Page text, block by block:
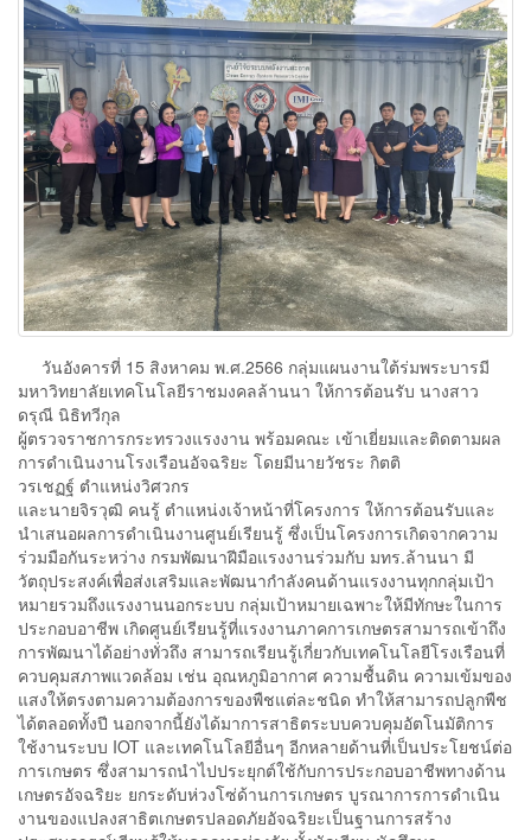
วันอังคารที่ 15 สิงหาคม พ.ศ.2566 กลุ่มแผนงานใต้ร่มพระบารมี
มหาวิทยาลัยเทคโนโลยีราชมงคลล้านนา ให้การต้อนรับ นางสาว
ดรุณี นิธิทวีกุล
ผู้ตรวจราชการกระทรวงแรงงาน พร้อมคณะ เข้าเยี่ยมและติดตามผล
การดำเนินงานโรงเรือนอัจฉริยะ โดยมีนายวัชระ กิตติ
วรเชฏฐ์ ตำแหน่งวิศวกร
และนายจิรวุฒิ คนรู้ ตำแหน่งเจ้าหน้าที่โครงการ ให้การต้อนรับและ
นำเสนอผลการดำเนินงานศูนย์เรียนรู้ ซึ่งเป็นโครงการเกิดจากความ
ร่วมมือกันระหว่าง กรมพัฒนาฝีมือแรงงานร่วมกับ มทร.ล้านนา มี
วัตถุประสงค์เพื่อส่งเสริมและพัฒนากำลังคนด้านแรงงานทุกกลุ่มเป้า
หมายรวมถึงแรงงานนอกระบบ กลุ่มเป้าหมายเฉพาะให้มีทักษะในการ
ประกอบอาชีพ เกิดศูนย์เรียนรู้ที่แรงงานภาคการเกษตรสามารถเข้าถึง
การพัฒนาได้อย่างทั่วถึง สามารถเรียนรู้เกี่ยวกับเทคโนโลยีโรงเรือนที่
ควบคุมสภาพแวดล้อม เช่น อุณหภูมิอากาศ ความชื้นดิน ความเข้มของ
แสงให้ตรงตามความต้องการของพืชแต่ละชนิด ทำให้สามารถปลูกพืช
ได้ตลอดทั้งปี นอกจากนี้ยังได้มาการสาธิตระบบควบคุมอัตโนมัติการ
ใช้งานระบบ IOT และเทคโนโลยีอื่นๆ อีกหลายด้านที่เป็นประโยชน์ต่อ
การเกษตร ซึ่งสามารถนำไปประยุกต์ใช้กับการประกอบอาชีพทางด้าน
เกษตรอัจฉริยะ ยกระดับห่วงโซ่ด้านการเกษตร บูรณาการการดำเนิน
งานของแปลงสาธิตเกษตรปลอดภัยอัจฉริยะเป็นฐานการสร้าง